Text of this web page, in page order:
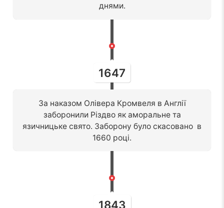
днями.
1647
За наказом Олівера Кромвеля в Англії
заборонили Різдво як аморальне та
язичницьке свято. Заборону було скасовано в
1660 році.
1843